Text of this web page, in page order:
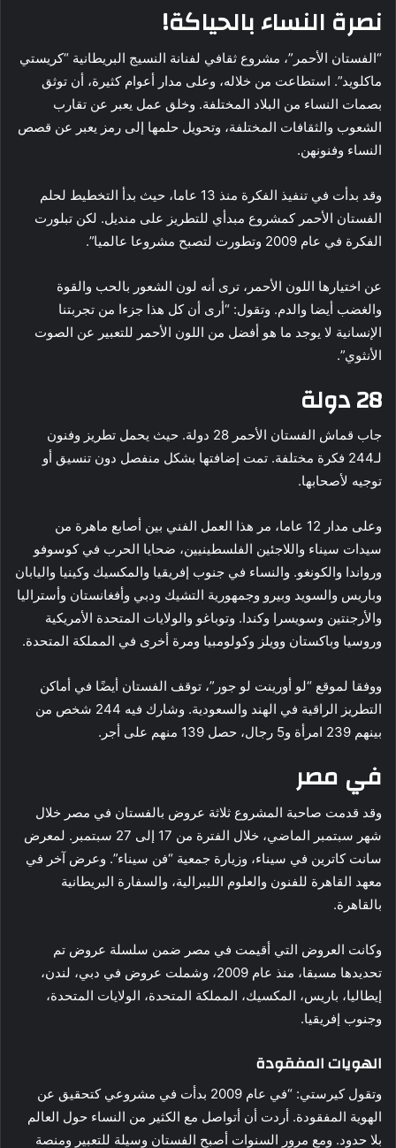
نصرة النساء بالحياكة!
“الفستان الأحمر”، مشروع ثقافي لفنانة النسيج البريطانية “كريستي
ماكلويد”. استطاعت من خلاله، وعلى مدار أعوام كثيرة، أن توثق
بصمات النساء من البلاد المختلفة. وخلق عمل يعبر عن تقارب
الشعوب والثقافات المختلفة، وتحويل حلمها إلى رمز يعبر عن قصص
النساء وفنونهن.
وقد بدأت في تنفيذ الفكرة منذ 13 عاما، حيث بدأ التخطيط لحلم
الفستان الأحمر كمشروع مبدأي للتطريز على منديل. لكن تبلورت
الفكرة في عام 2009 وتطورت لتصبح مشروعا عالميا”.
عن اختيارها اللون الأحمر، ترى أنه لون الشعور بالحب والقوة
والغضب أيضا والدم. وتقول: “أرى أن كل هذا جزءا من تجربتنا
الإنسانية لا يوجد ما هو أفضل من اللون الأحمر للتعبير عن الصوت
الأنثوي”.
28 دولة
جاب قماش الفستان الأحمر 28 دولة. حيث يحمل تطريز وفنون
لـ244 فكرة مختلفة. تمت إضافتها بشكل منفصل دون تنسيق أو
توجيه لأصحابها.
وعلى مدار 12 عاما، مر هذا العمل الفني بين أصابع ماهرة من
سيدات سيناء واللاجئين الفلسطينيين، ضحايا الحرب في كوسوفو
ورواندا والكونغو. والنساء في جنوب إفريقيا والمكسيك وكينيا واليابان
وباريس والسويد وبيرو وجمهورية التشيك ودبي وأفغانستان وأستراليا
والأرجنتين وسويسرا وكندا. وتوباغو والولايات المتحدة الأمريكية
وروسيا وباكستان وويلز وكولومبيا ومرة أخرى في المملكة المتحدة.
ووفقا لموقع “لو أورينت لو جور”، توقف الفستان أيضًا في أماكن
التطريز الراقية في الهند والسعودية. وشارك فيه 244 شخص من
بينهم 239 امرأة و5 رجال، حصل 139 منهم على أجر.
في مصر
وقد قدمت صاحبة المشروع ثلاثة عروض بالفستان في مصر خلال
شهر سبتمبر الماضي، خلال الفترة من 17 إلى 27 سبتمبر. لمعرض
سانت كاترين في سيناء، وزيارة جمعية “فن سيناء”. وعرض آخر في
معهد القاهرة للفنون والعلوم الليبرالية، والسفارة البريطانية
بالقاهرة.
وكانت العروض التي أقيمت في مصر ضمن سلسلة عروض تم
تحديدها مسبقا، منذ عام 2009، وشملت عروض في دبي، لندن،
إيطاليا، باريس، المكسيك، المملكة المتحدة، الولايات المتحدة،
وجنوب إفريقيا.
الهويات المفقودة
وتقول كيرستي: “في عام 2009 بدأت في مشروعي كتحقيق عن
الهوية المفقودة. أردت أن أتواصل مع الكثير من النساء حول العالم
بلا حدود. ومع مرور السنوات أصبح الفستان وسيلة للتعبير ومنصة